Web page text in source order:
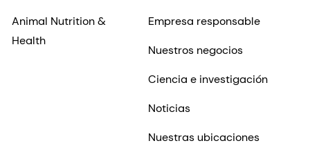
Animal Nutrition &
Health
Empresa responsable
Nuestros negocios
Ciencia e investigación
Noticias
Nuestras ubicaciones